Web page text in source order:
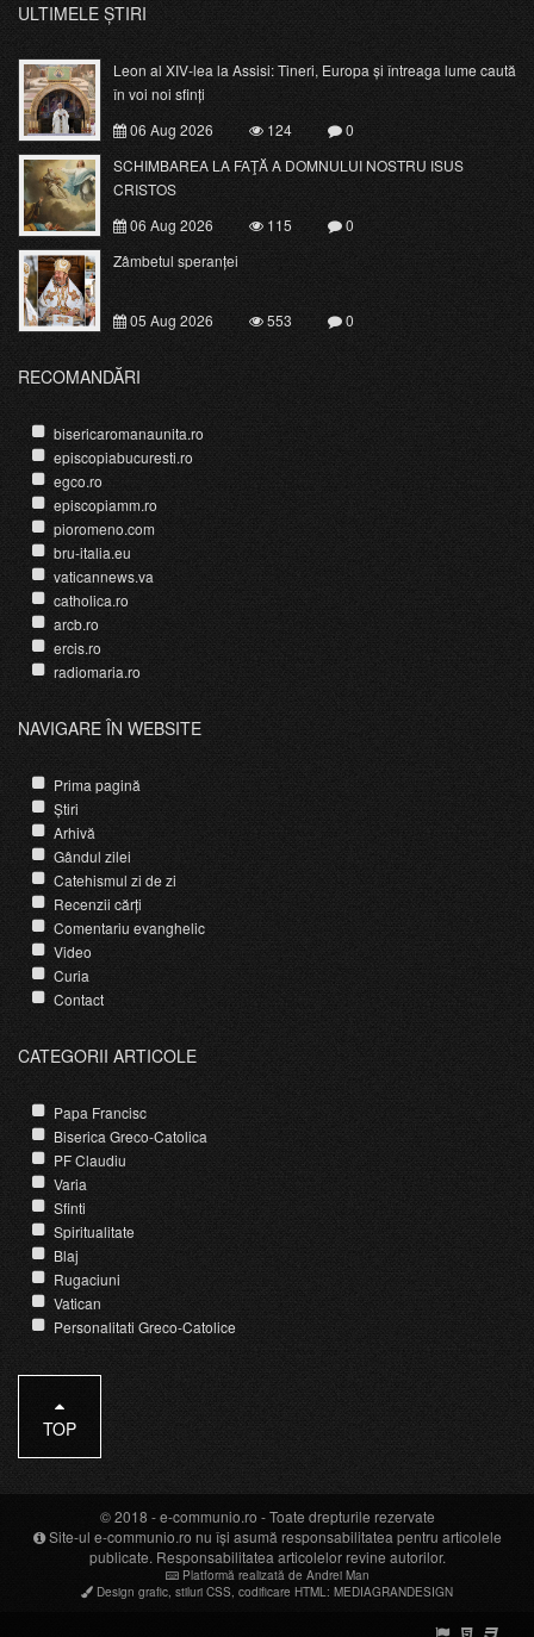
ULTIMELE ȘTIRI
Leon al XIV-lea la Assisi: Tineri, Europa și întreaga lume caută
în voi noi sfinți
06 Aug 2026
124
0
SCHIMBAREA LA FAŢĂ A DOMNULUI NOSTRU ISUS
CRISTOS
06 Aug 2026
115
0
Zâmbetul speranței
05 Aug 2026 553 0
RECOMANDĂRI
bisericaromanaunita.ro
episcopiabucuresti.ro
egco.ro
episcopiamm.ro
pioromeno.com
bru-italia.eu
vaticannews.va
catholica.ro
arcb.ro
ercis.ro
radiomaria.ro
NAVIGARE ÎN WEBSITE
Prima pagină
Știri
Arhivă
Gândul zilei
Catehismul zi de zi
Recenzii cărți
Comentariu evanghelic
Video
Curia
Contact
CATEGORII ARTICOLE
Papa Francisc
Biserica Greco-Catolica
PF Claudiu
Varia
Sfinti
Spiritualitate
Blaj
Rugaciuni
Vatican
Personalitati Greco-Catolice
TOP
© 2018 -e-communio.ro - Toate drepturile rezervate
Site-ul e-communio.ro nu își asumă responsabilitatea pentru articolele
publicate. Responsabilitatea articolelor revine autorilor.
Platformă realizată de Andrei Man
Design grafic, stiluri CSS, codificare HTML: MEDIAGRANDESIGN